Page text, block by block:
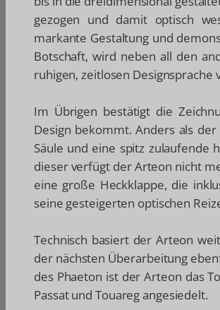
gezogen und damit optisch
markante Gestaltung und
Botschaft, wird neben all den
ruhigen, zeitlosen Designsprache
Im Übrigen bestätigt die
Design bekommt. Anders als
Säule und eine spitz zulaufende
dieser verfügt der Arteon nicht
eine große Heckklappe, die
seine gesteigerten optischen
Technisch basiert der Arteon
der nächsten Überarbeitung
des Phaeton ist der Arteon das
Passat und Touareg angesiedelt.